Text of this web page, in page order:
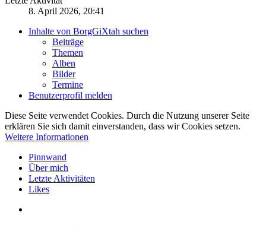
8. April 2026, 20:41
Inhalte von BorgGiXtah suchen
Beiträge
Themen
Alben
Bilder
Termine
Benutzerprofil melden
Diese Seite verwendet Cookies. Durch die Nutzung unserer Seite
erklären Sie sich damit einverstanden, dass wir Cookies setzen.
Weitere Informationen
Pinnwand
Über mich
Letzte Aktivitäten
Likes